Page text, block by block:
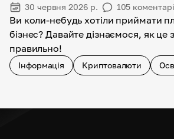
30 червня 2026 р. 105 коментарі
Ви коли-небудь хотіли приймати
бізнес? Давайте дізнаємося, як це
правильно!
Інформація Криптовалюти